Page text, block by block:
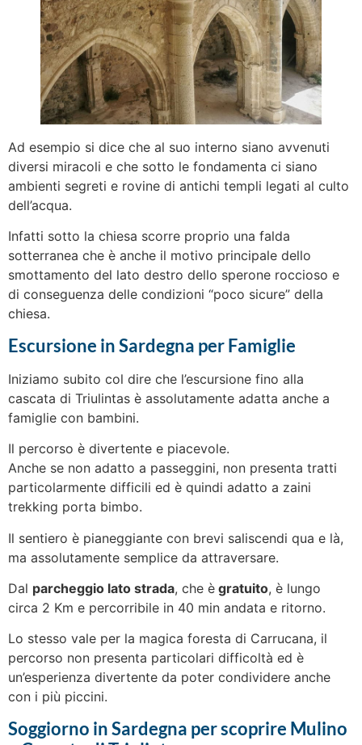
Ad esempio si dice che al suo interno siano avvenuti
diversi miracoli e che sotto le fondamenta ci siano
ambienti segreti e rovine di antichi templi legati al culto
dell’acqua.
Infatti sotto la chiesa scorre proprio una falda
sotterranea che è anche il motivo principale dello
smottamento del lato destro dello sperone roccioso e
di conseguenza delle condizioni “poco sicure” della
chiesa.
Escursione in Sardegna per Famiglie
Iniziamo subito col dire che l’escursione fino alla
cascata di Triulintas è assolutamente adatta anche a
famiglie con bambini.
Il percorso è divertente e piacevole.
Anche se non adatto a passeggini, non presenta tratti
particolarmente difficili ed è quindi adatto a zaini
trekking porta bimbo.
Il sentiero è pianeggiante con brevi saliscendi qua e là,
ma assolutamente semplice da attraversare.
Dal parcheggio lato strada, che è gratuito, è lungo
circa 2 Km e percorribile in 40 min andata e ritorno.
Lo stesso vale per la magica foresta di Carrucana, il
percorso non presenta particolari difficoltà ed è
un’esperienza divertente da poter condividere anche
con i più piccini.
Soggiorno in Sardegna per scoprire Mulino